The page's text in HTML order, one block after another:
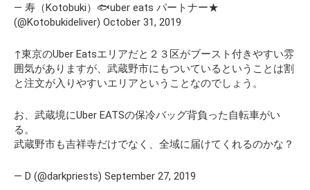
— 寿（Kotobuki）🐟uber eats パートナー★
(@Kotobukideliver) October 31, 2019
↑東京のUber Eatsエリアだと２３区がブースト付きやすい雰
囲気がありますが、武蔵野市にもついているということは割
と注文が入りやすいエリアということなのでしょう。
お、武蔵境にUber EATSの保冷バッグ背負った自転車がい
る。
武蔵野市も吉祥寺だけでなく、全域に届けてくれるのかな？
— D (@darkpriests) September 27, 2019